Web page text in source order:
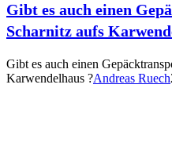
Gibt es auch einen
Scharnitz aufs
Gibt es auch einen
Karwendelhaus ?Andreas Ruech